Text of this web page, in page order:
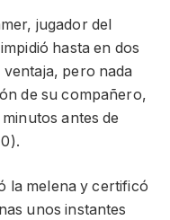
jugador del
hasta en dos
pero nada
de su compañero,
antes de
la melena y certificó
unos instantes